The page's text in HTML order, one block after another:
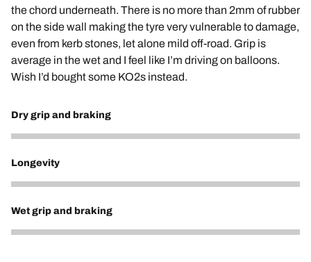
the chord underneath. There is no more than 2mm of rubber
on the side wall making the tyre very vulnerable to damage,
even from kerb stones, let alone mild off-road. Grip is
average in the wet and I feel like I’m driving on balloons.
Wish I’d bought some KO2s instead.
Dry grip and braking
3
Longevity
1
Wet grip and braking
2